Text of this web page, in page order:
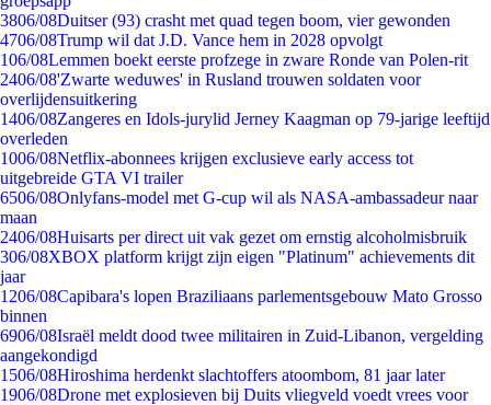
3806/08Duitser (93) crasht met quad tegen boom, vier gewonden
4706/08Trump wil dat J.D. Vance hem in 2028 opvolgt
106/08Lemmen boekt eerste profzege in zware Ronde van Polen-rit
2406/08'Zwarte weduwes' in Rusland trouwen soldaten voor
overlijdensuitkering
1406/08Zangeres en Idols-jurylid Jerney Kaagman op 79-jarige leeftijd
overleden
1006/08Netflix-abonnees krijgen exclusieve early access tot
uitgebreide GTA VI trailer
6506/08Onlyfans-model met G-cup wil als NASA-ambassadeur naar
maan
2406/08Huisarts per direct uit vak gezet om ernstig alcoholmisbruik
306/08XBOX platform krijgt zijn eigen "Platinum" achievements dit
jaar
1206/08Capibara's lopen Braziliaans parlementsgebouw Mato Grosso
binnen
6906/08Israël meldt dood twee militairen in Zuid-Libanon, vergelding
aangekondigd
1506/08Hiroshima herdenkt slachtoffers atoombom, 81 jaar later
1906/08Drone met explosieven bij Duits vliegveld voedt vrees voor